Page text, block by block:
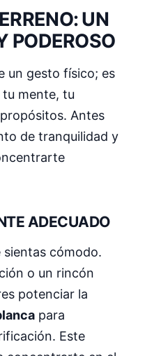
UN
PODEROSO
un gesto físico; es
tu mente, tu
Antes
de tranquilidad y
ADECUADO
cómodo.
o un rincón
potenciar la
para
Este